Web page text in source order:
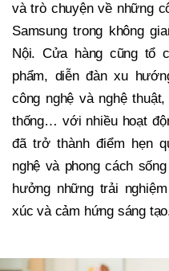
và trò chuyện về những
Samsung trong không
Nội. Cửa hàng cũng tổ
phẩm, diễn đàn xu
công nghệ và nghệ
thống… với nhiều hoạt
đã trở thành điểm hẹn
nghệ và phong cách
hưởng những trải
xúc và cảm hứng sáng